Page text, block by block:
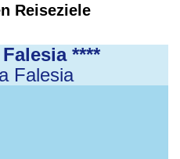
Reiseziele
****
Falesia